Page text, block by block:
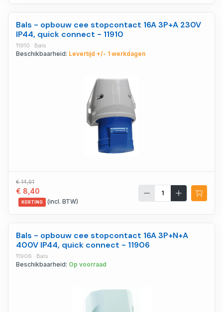
Bals - opbouw cee stopcontact 16A 3P+A 230V
IP44, quick connect - 11910
11910 · Bals
Beschikbaarheid: Levertijd +/- 1 werkdagen
€ 14,01
€ 8,40
KORTING (incl. BTW)
Bals - opbouw cee stopcontact 16A 3P+N+A
400V IP44, quick connect - 11906
11906 · Bals
Beschikbaarheid: Op voorraad